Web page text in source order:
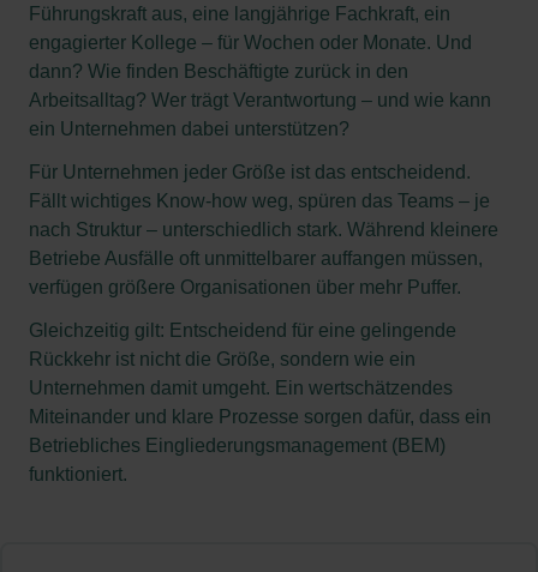
Führungskraft aus, eine langjährige Fachkraft, ein
engagierter Kollege – für Wochen oder Monate. Und
dann? Wie finden Beschäftigte zurück in den
Arbeitsalltag? Wer trägt Verantwortung – und wie kann
ein Unternehmen dabei unterstützen?
Für Unternehmen jeder Größe ist das entscheidend.
Fällt wichtiges Know-how weg, spüren das Teams – je
nach Struktur – unterschiedlich stark. Während kleinere
Betriebe Ausfälle oft unmittelbarer auffangen müssen,
verfügen größere Organisationen über mehr Puffer.
Gleichzeitig gilt: Entscheidend für eine gelingende
Rückkehr ist nicht die Größe, sondern wie ein
Unternehmen damit umgeht. Ein wertschätzendes
Miteinander und klare Prozesse sorgen dafür, dass ein
Betriebliches Eingliederungsmanagement (BEM)
funktioniert.